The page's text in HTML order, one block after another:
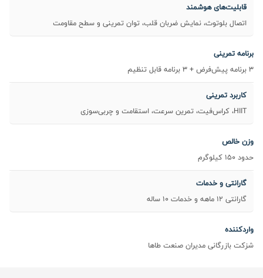
قابلیت‌های هوشمند
اتصال بلوتوث، نمایش ضربان قلب، توان تمرینی و سطح مقاومت
برنامه تمرینی
3 برنامه پیش‌فرض + 3 برنامه قابل تنظیم
کاربرد تمرینی
HIIT، کراس‌فیت، تمرین سرعت، استقامت و چربی‌سوزی
وزن خالص
حدود 150 کیلوگرم
گارانتی و خدمات
گارانتی 12 ماهه و خدمات 10 ساله
واردکننده
شزکت بازرگانی مدیران صنعت طاها